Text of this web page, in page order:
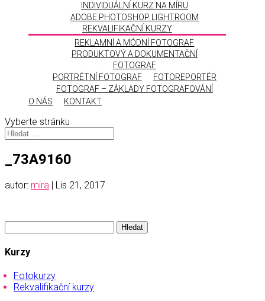
INDIVIDUÁLNÍ KURZ NA MÍRU
ADOBE PHOTOSHOP LIGHTROOM
REKVALIFIKAČNÍ KURZY
REKLAMNÍ A MÓDNÍ FOTOGRAF
PRODUKTOVÝ A DOKUMENTAČNÍ
FOTOGRAF
PORTRÉTNÍ FOTOGRAF
FOTOREPORTÉR
FOTOGRAF – ZÁKLADY FOTOGRAFOVÁNÍ
O NÁS
KONTAKT
Vyberte stránku
_73A9160
autor: mira Lis 21, 2017
Kurzy
Fotokurzy
Rekvalifikační kurzy